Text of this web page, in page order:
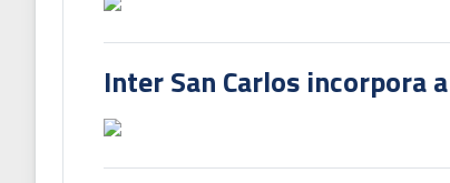
Inter San Carlos incorpora